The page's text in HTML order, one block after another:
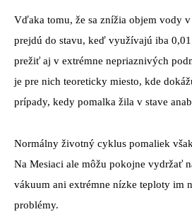
Vďaka tomu, že sa znížia objem vody v
prejdú do stavu, keď využívajú iba
prežiť aj v extrémne nepriaznivých
je pre nich teoreticky miesto, kde
prípady, kedy pomalka žila v stave
Normálny životný cyklus pomaliek
Na Mesiaci ale môžu pokojne vydržať
vákuum ani extrémne nízke teploty im
problémy.